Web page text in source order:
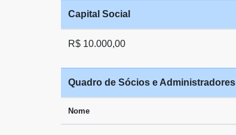
Capital Social
R$ 10.000,00
Quadro de Sócios e Administradores
Nome